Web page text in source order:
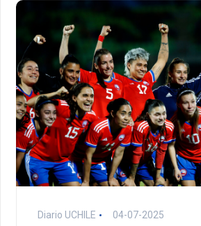
Diario UCHILE 04-07-2025